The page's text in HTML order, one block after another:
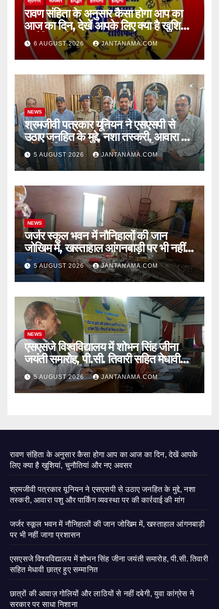
रावण संहिता के अनुसार कैसा होगा आप का
आज का दिन, देखें आपके लिए क्या है खुशियां,
चुनौतियां और नए अवसर
6 AUGUST 2026 JANTANAMA.COM
NEWS
श्रमजीवी पत्रकार यूनियन ने एसएसपी से
उठाए जनहित के मुद्दे, नशा तस्करी, आवारा पशु
और पार्किंग व्यवस्था पर की कार्रवाई की मांग
5 AUGUST 2026 JANTANAMA.COM
NEWS
जर्जर स्कूल भवन में नौनिहालों की जान
जोखिम में, खस्ताहाल आंगनबाड़ी पर भी नहीं
जागा प्रशासन
5 AUGUST 2026 JANTANAMA.COM
NEWS
एसएसजे विश्वविद्यालय में शोभन सिंह जीना
जयंती समारोह, पी.सी. तिवारी सहित मेधावी
छात्र हुए सम्मानित
5 AUGUST 2026 JANTANAMA.COM
रावण संहिता के अनुसार कैसा होगा आप का आज का दिन, देखें आपके
लिए क्या है खुशियां, चुनौतियां और नए अवसर
श्रमजीवी पत्रकार यूनियन ने एसएसपी से उठाए जनहित के मुद्दे, नशा
तस्करी, आवारा पशु और पार्किंग व्यवस्था पर की कार्रवाई की मांग
जर्जर स्कूल भवन में नौनिहालों की जान जोखिम में, खस्ताहाल आंगनबाड़ी
पर भी नहीं जागा प्रशासन
एसएसजे विश्वविद्यालय में शोभन सिंह जीना जयंती समारोह, पी.सी. तिवारी
सहित मेधावी छात्र हुए सम्मानित
छात्रों की आवाज़ गोलियों और लाठियों से नहीं दबेगी, युवा कांग्रेस ने
सरकार पर साधा निशाना